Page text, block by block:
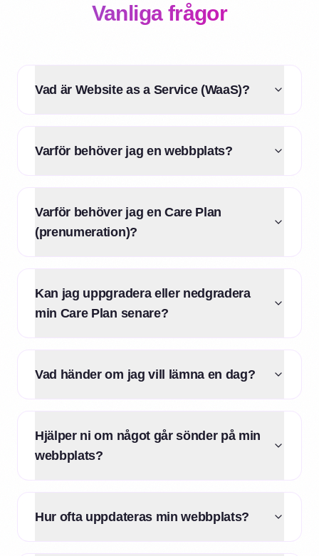
Vanliga frågor
Vad är Website as a Service (WaaS)?
Varför behöver jag en webbplats?
Varför behöver jag en Care Plan
(prenumeration)?
Kan jag uppgradera eller nedgradera
min Care Plan senare?
Vad händer om jag vill lämna en dag?
Hjälper ni om något går sönder på min
webbplats?
Hur ofta uppdateras min webbplats?